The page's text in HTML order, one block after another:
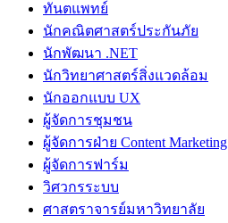
ทันตแพทย์
นักคณิตศาสตร์ประกันภัย
นักพัฒนา .NET
นักวิทยาศาสตร์สิ่งแวดล้อม
นักออกแบบ UX
ผู้จัดการชุมชน
ผู้จัดการฝ่าย Content Marketing
ผู้จัดการฟาร์ม
วิศวกรระบบ
ศาสตราจารย์มหาวิทยาลัย